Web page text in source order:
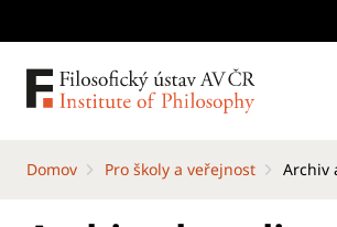
Domov Pro školy a veřejnost Archiv